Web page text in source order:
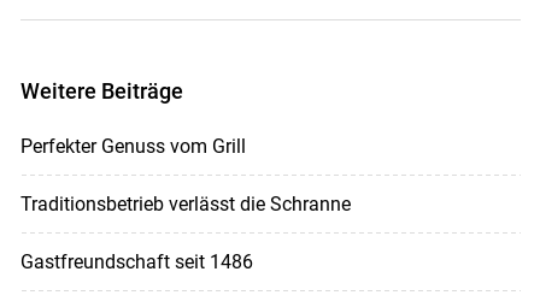
Weitere Beiträge
Perfekter Genuss vom Grill
Traditionsbetrieb verlässt die Schranne
Gastfreundschaft seit 1486